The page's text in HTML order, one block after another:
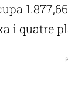
i quatre